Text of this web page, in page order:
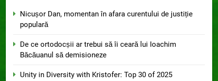
Nicușor Dan, momentan în afara curentului de justiție
populară
De ce ortodocșii ar trebui să îi ceară lui Ioachim
Băcăuanul să demisioneze
Unity in Diversity with Kristofer: Top 30 of 2025